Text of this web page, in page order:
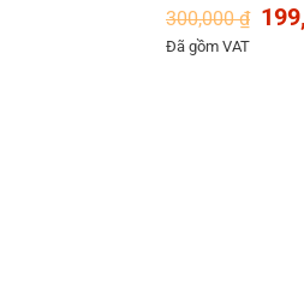
300,000₫ Giá
Đã gồm VAT